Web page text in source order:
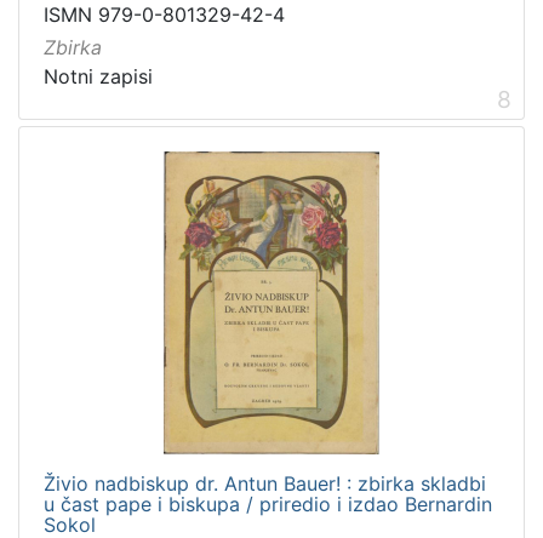
ISMN 979-0-801329-42-4
Zbirka
Notni zapisi
8
Živio nadbiskup dr. Antun Bauer! : zbirka skladbi
u čast pape i biskupa / priredio i izdao Bernardin
Sokol